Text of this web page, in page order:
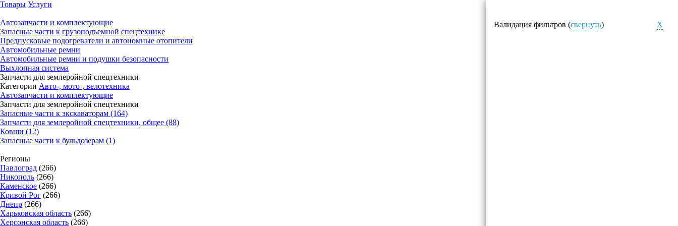
Товары Услуги
Автозапчасти и комплектующие
Запасные части к грузоподъемной спецтехнике
Предпусковые подогреватели и автономные отопители
Автомобильные ремни
Автомобильные ремни и подушки безопасности
Выхлопная система
Запчасти для землеройной спецтехники
Валидация фильтров (свернуть) X
Категории Авто-, мото-, велотехника
Автозапчасти и комплектующие
Запчасти для землеройной спецтехники
Запасные части к экскаваторам (164)
Запчасти для землеройной спецтехники, общее (88)
Ковши (12)
Запасные части к бульдозерам (1)
Регионы
Павлоград (266)
Никополь (266)
Каменское (266)
Кривой Рог (266)
Днепр (266)
Харьковская область (266)
Херсонская область (266)